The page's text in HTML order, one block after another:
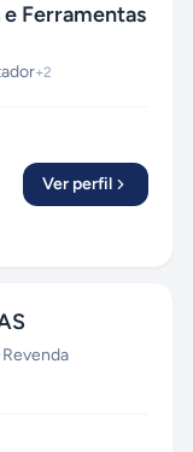
e Ferramentas
+2
Ver perfil
Revenda